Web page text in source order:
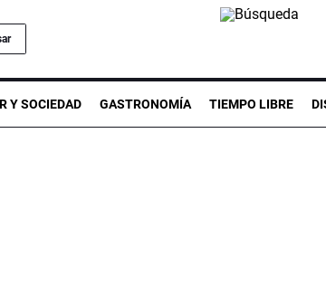
Y SOCIEDAD GASTRONOMÍA TIEMPO LIBRE